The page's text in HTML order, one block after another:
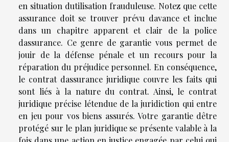
en situation dutilisation frauduleuse. Notez que cette
assurance doit se trouver prévu davance et inclue
dans un chapitre apparent et clair de la police
dassurance. Ce genre de garantie vous permet de
jouir de la défense pénale et un recours pour la
réparation du préjudice personnel. En conséquence,
le contrat dassurance juridique couvre les faits qui
sont liés à la nature du contrat. Ainsi, le contrat
juridique précise létendue de la juridiction qui entre
en jeu pour vos biens assurés. Votre garantie dêtre
protégé sur le plan juridique se présente valable à la